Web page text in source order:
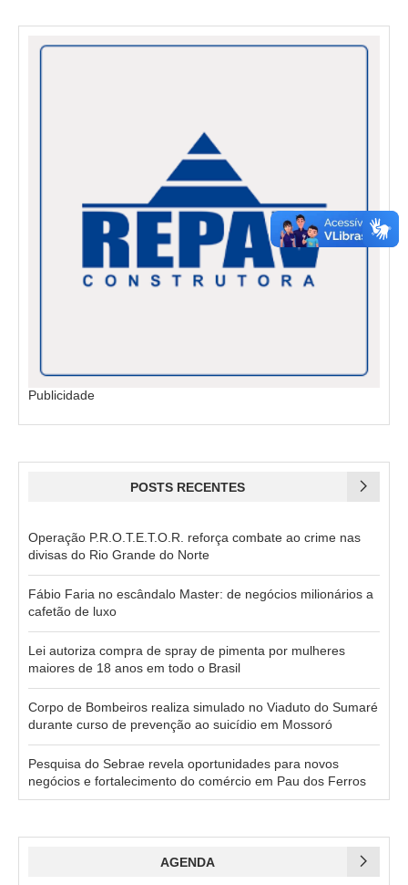
Publicidade
POSTS RECENTES
Operação P.R.O.T.E.T.O.R. reforça combate ao crime nas
divisas do Rio Grande do Norte
Fábio Faria no escândalo Master: de negócios milionários a
cafetão de luxo
Lei autoriza compra de spray de pimenta por mulheres
maiores de 18 anos em todo o Brasil
Corpo de Bombeiros realiza simulado no Viaduto do Sumaré
durante curso de prevenção ao suicídio em Mossoró
Pesquisa do Sebrae revela oportunidades para novos
negócios e fortalecimento do comércio em Pau dos Ferros
AGENDA